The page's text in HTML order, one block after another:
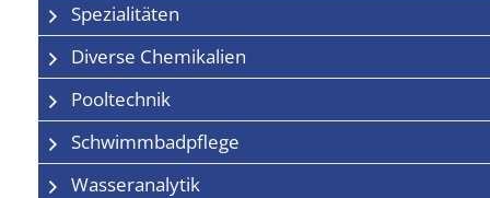
Spezialitäten
Diverse Chemikalien
Pooltechnik
Schwimmbadpflege
Wasseranalytik